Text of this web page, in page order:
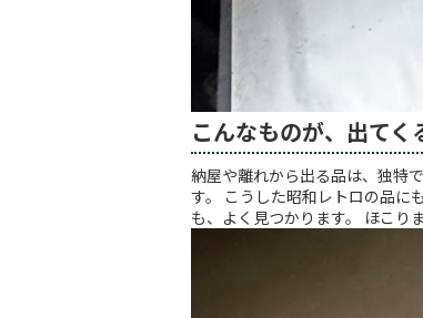
こんなものが、出てく
納屋や離れから出る品は、独特
す。 こうした昭和レトロの品に
も、よく見つかります。 ほこり